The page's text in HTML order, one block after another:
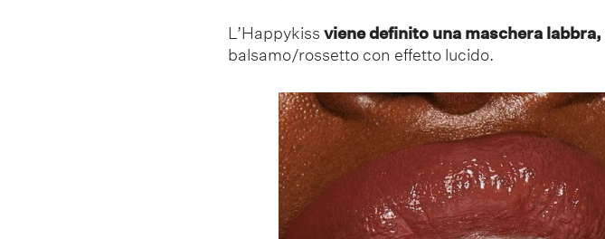
L’Happykiss viene definito una maschera labbra,
balsamo/rossetto con effetto lucido.